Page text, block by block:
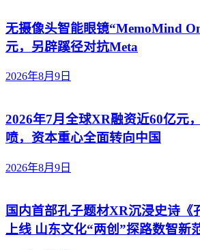
无摄像头智能眼镜“MemoMind
元，另辟蹊径对抗Meta
2026年8月9日
2026年7月全球XR融资近60亿元
喷，资本重心全面转向中国
2026年8月9日
国内首部孔子题材XR沉浸史诗《
上线 山东文化“两创”探路数智新